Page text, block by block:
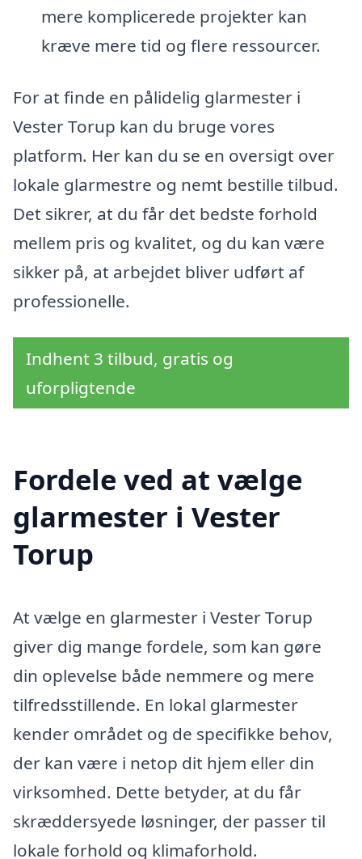
mere komplicerede projekter kan
kræve mere tid og flere ressourcer.
For at finde en pålidelig glarmester i
Vester Torup kan du bruge vores
platform. Her kan du se en oversigt over
lokale glarmestre og nemt bestille tilbud.
Det sikrer, at du får det bedste forhold
mellem pris og kvalitet, og du kan være
sikker på, at arbejdet bliver udført af
professionelle.
Indhent 3 tilbud, gratis og
uforpligtende
Fordele ved at vælge
glarmester i Vester
Torup
At vælge en glarmester i Vester Torup
giver dig mange fordele, som kan gøre
din oplevelse både nemmere og mere
tilfredsstillende. En lokal glarmester
kender området og de specifikke behov,
der kan være i netop dit hjem eller din
virksomhed. Dette betyder, at du får
skræddersyede løsninger, der passer til
lokale forhold og klimaforhold.